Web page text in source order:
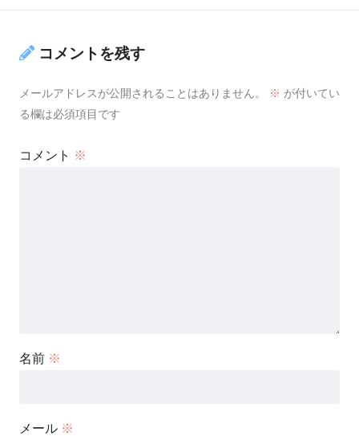
コメントを残す
メールアドレスが公開されることはありません。 ※ が付いてい
る欄は必須項目です
コメント ※
名前 ※
メール ※